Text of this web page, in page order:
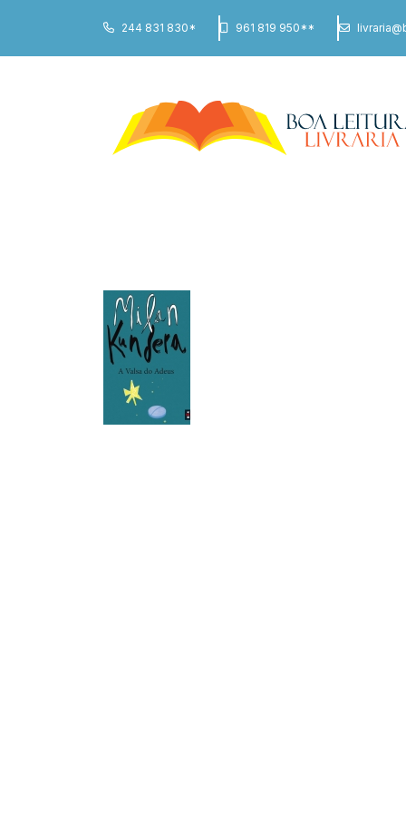
244 831 830* 961 819 950**